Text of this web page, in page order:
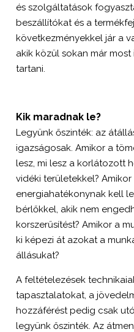
és szolgáltatások
beszállítókat és a
következményekkel jár a
akik közül sokan már
tartani.
Kik maradnak le?
Legyünk őszinték: az
igazságosak. Amikor a
lesz, mi lesz a korlátozott
vidéki területekkel?
energiahatékonynak kell
bérlőkkel, akik nem
korszerűsítést? Amikor a
ki képezi át azokat a
állásukat?
A feltételezések
tapasztalatokat, a
hozzáférést pedig csak
legyünk őszinték. Az